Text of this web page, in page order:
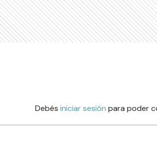
Debés iniciar sesión para poder